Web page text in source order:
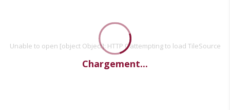
Unable to open [object Object]: HTTP 0 attempting to load TileSource
Chargement...